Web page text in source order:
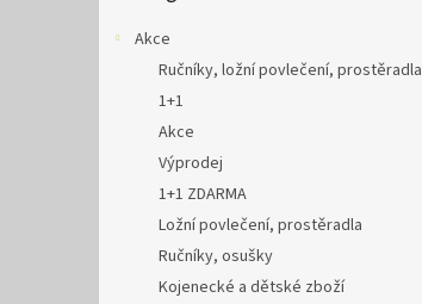
Akce
Ručníky, ložní povlečení, prostěradla
1+1
Akce
Výprodej
1+1 ZDARMA
Ložní povlečení, prostěradla
Ručníky, osušky
Kojenecké a dětské zboží